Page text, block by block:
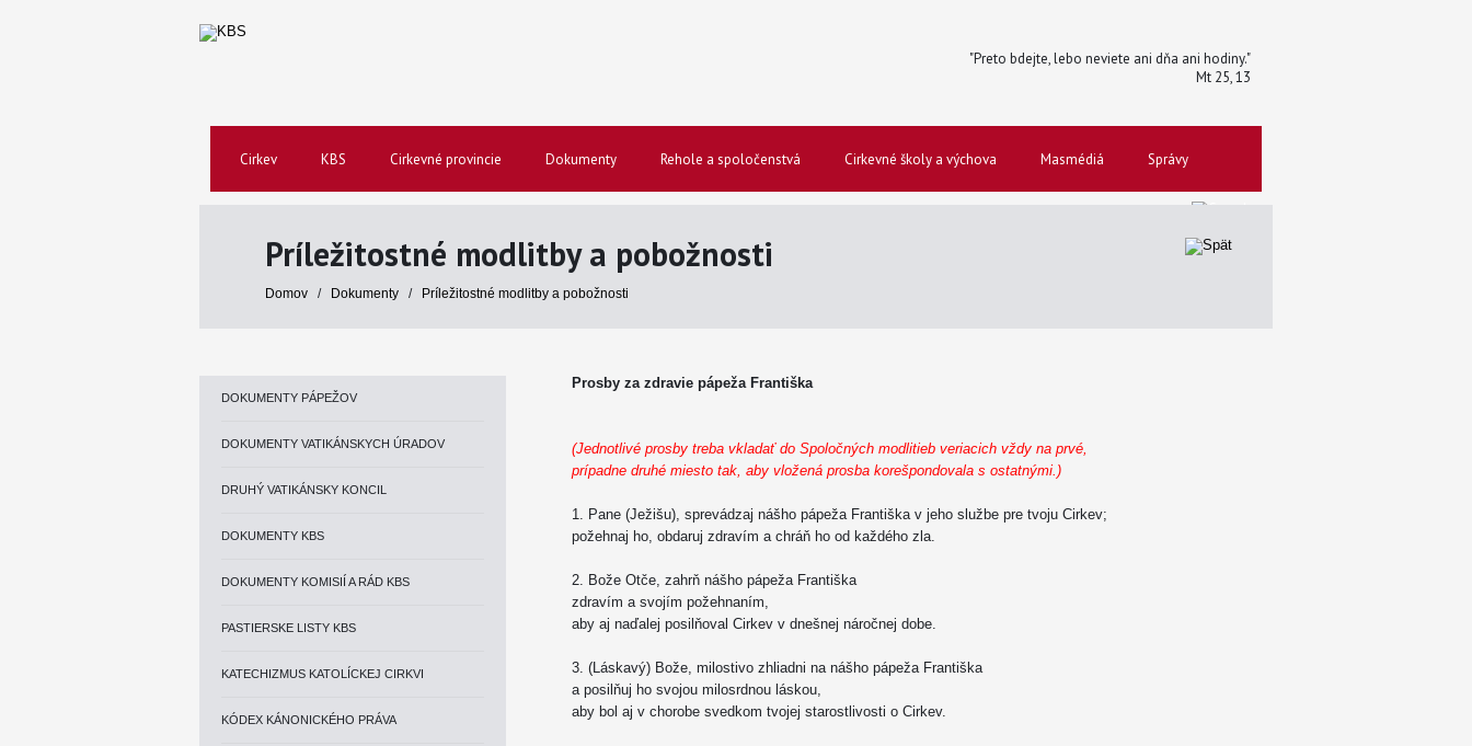
"Preto bdejte, lebo neviete ani dňa ani hodiny."
Mt 25, 13
Cirkev KBS Cirkevné provincie Dokumenty Rehole a spoločenstvá Cirkevné školy a výchova Masmédiá Správy
Príležitostné modlitby a pobožnosti
Domov / Dokumenty / Príležitostné modlitby a pobožnosti
DOKUMENTY PÁPEŽOV
DOKUMENTY VATIKÁNSKYCH ÚRADOV
DRUHÝ VATIKÁNSKY KONCIL
DOKUMENTY KBS
DOKUMENTY KOMISIÍ A RÁD KBS
PASTIERSKE LISTY KBS
KATECHIZMUS KATOLÍCKEJ CIRKVI
KÓDEX KÁNONICKÉHO PRÁVA
Prosby za zdravie pápeža Františka
(Jednotlivé prosby treba vkladať do Spoločných modlitieb veriacich vždy na prvé,
prípadne druhé miesto tak, aby vložená prosba korešpondovala s ostatnými.)
1. Pane (Ježišu), sprevádzaj nášho pápeža Františka v jeho službe pre tvoju Cirkev;
požehnaj ho, obdaruj zdravím a chráň ho od každého zla.
2. Bože Otče, zahrň nášho pápeža Františka
zdravím a svojím požehnaním,
aby aj naďalej posilňoval Cirkev v dnešnej náročnej dobe.
3. (Láskavý) Bože, milostivo zhliadni na nášho pápeža Františka
a posilňuj ho svojou milosrdnou láskou,
aby bol aj v chorobe svedkom tvojej starostlivosti o Cirkev.